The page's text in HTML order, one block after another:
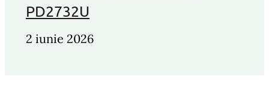
PD2732U
2 iunie 2026